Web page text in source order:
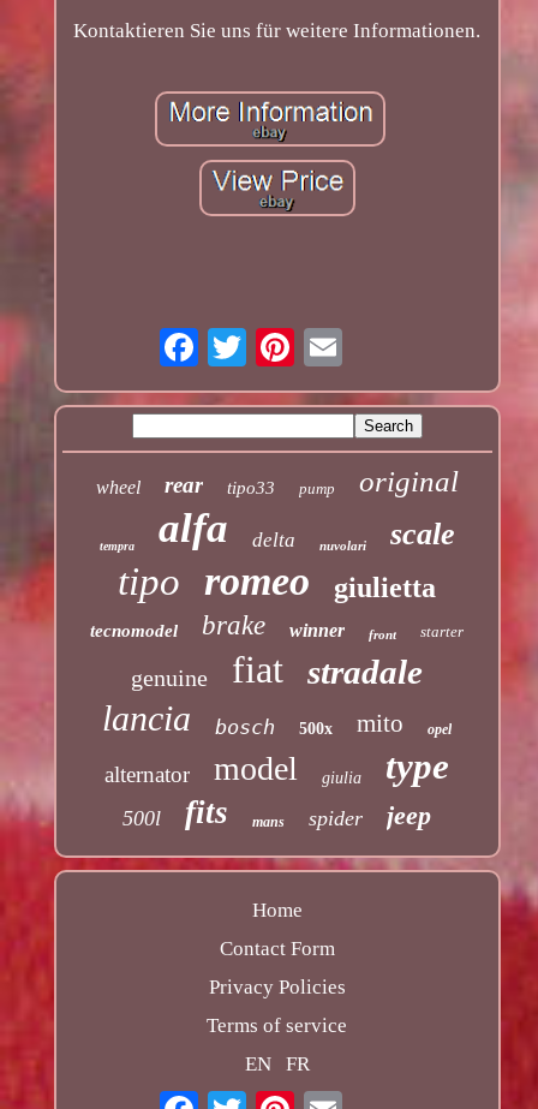
Kontaktieren Sie uns für weitere Informationen.
wheel rear tipo33 pump original
tempra alfa delta nuvolari scale
tipo romeo giulietta
tecnomodel brake winner front starter
genuine fiat stradale
lancia bosch 500x mito opel
alternator model giulia type
500l fits mans spider jeep
Home
Contact Form
Privacy Policies
Terms of service
EN
FR